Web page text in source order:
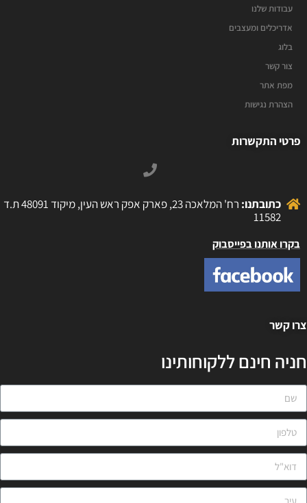
עבודות שלנו
אדריכלים ומעצבים
בלוג
צור קשר
מפת אתר
הצהרת נגישות
פרטי התקשרות
כתובתנו:
רח' המלאכה 23, פארק אפק ראש העין, מיקוד 48091 ת.ד
11582
בקרו אותנו בפייסבוק
קשר
חינם ללקוחותינו